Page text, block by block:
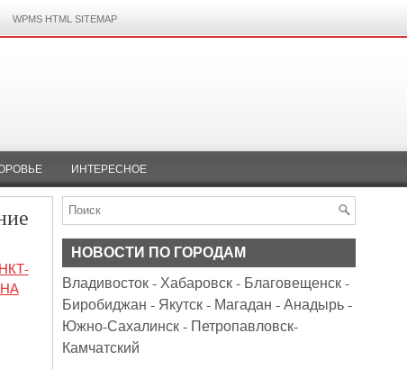
WPMS HTML SITEMAP
ИНТЕРЕСНОЕ
НОВОСТИ ПО ГОРОДАМ
Владивосток-Хабаровск- Благовещенск-
Биробиджан - Якутск- Магадан -Анадырь-
Южно-Сахалинск- Петропавловск-
Камчатский